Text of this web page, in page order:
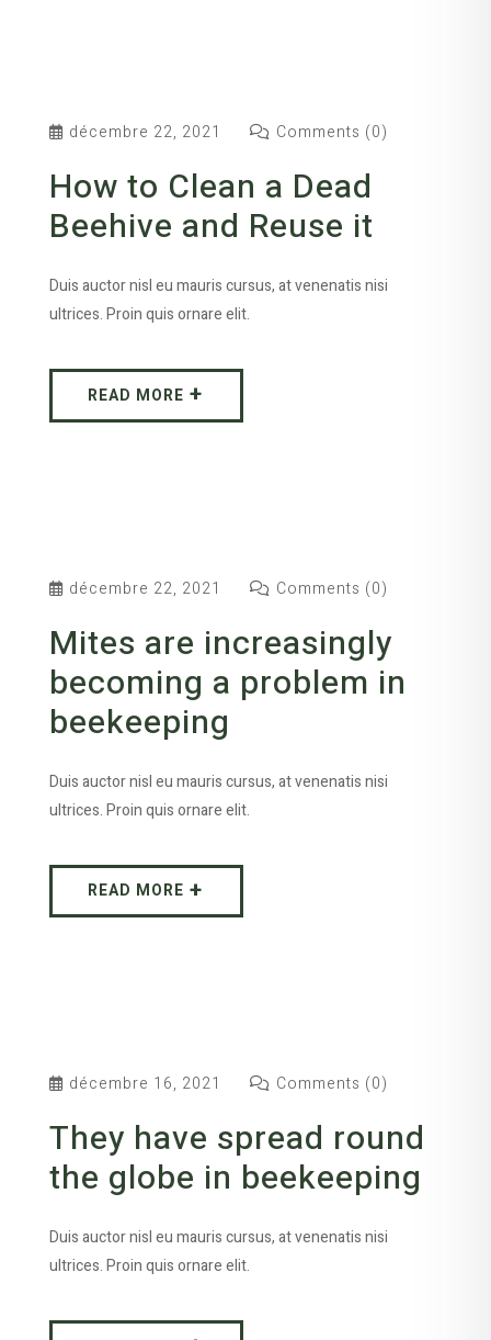
décembre 22, 2021 Comments (0)
How to Clean a Dead
Beehive and Reuse it
Duis auctor nisl eu mauris cursus, at venenatis nisi
ultrices. Proin quis ornare elit.
READ MORE
décembre 22, 2021 Comments (0)
Mites are increasingly
becoming a problem in
beekeeping
Duis auctor nisl eu mauris cursus, at venenatis nisi
ultrices. Proin quis ornare elit.
READ MORE
décembre 16, 2021 Comments (0)
They have spread round
the globe in beekeeping
Duis auctor nisl eu mauris cursus, at venenatis nisi
ultrices. Proin quis ornare elit.